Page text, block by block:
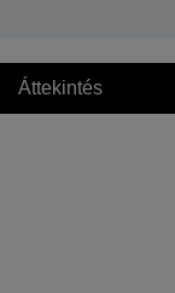
Áttekintés